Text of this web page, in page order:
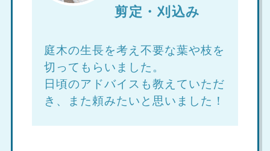
剪定・刈込み
庭木の生長を考え不要な葉や枝を
切ってもらいました。
日頃のアドバイスも教えていただ
き、また頼みたいと思いました！